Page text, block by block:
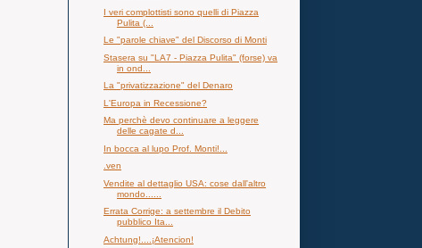
I veri complottisti sono quelli di Piazza
Pulita (...
Le "parole chiave" del Discorso di Monti
Stasera su "LA7 - Piazza Pulita" (forse) va
in ond...
La "privatizzazione" del Denaro
L'Europa in Recessione?
Ma perchè devo continuare a leggere
delle cagate d...
In bocca al lupo Prof. Monti!...
.ven
Vendite al dettaglio USA: cose dall'altro
mondo......
Errata Corrige: a settembre il Debito
pubblico Ita...
Achtung!....¡Atencion!